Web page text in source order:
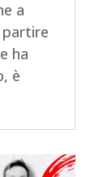
a
ha
è